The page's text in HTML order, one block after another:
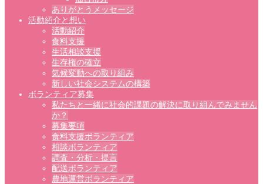
ありがとうメッセージ
活動紹介と想い
活動紹介
食料支援
生活相談支援
生存権の確立
気候変動への取り組み
新しい社会システムの構築
ボランティア募集
私たちと一緒に社会的課題の解決に取り組んでみません
か？
募集要項
食料支援ボランティア
相談ボランティア
調査・分析・提言
配送ボランティア
農地運営ボランティア